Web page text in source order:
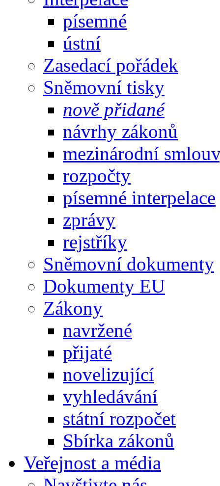
písemné
ústní
Zasedací pořádek
Sněmovní tisky
nově přidané
návrhy zákonů
mezinárodní
rozpočty
písemné interpelace
zprávy
rejstříky
Sněmovní dokumenty
Dokumenty EU
Zákony
navržené
přijaté
novelizující
vyhledávání
státní rozpočet
Sbírka zákonů
Veřejnost a média